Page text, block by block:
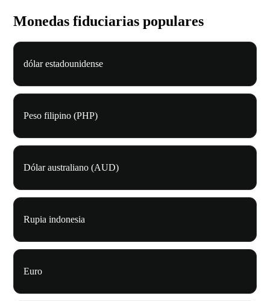
Monedas fiduciarias populares
dólar estadounidense
Peso filipino (PHP)
Dólar australiano (AUD)
Rupia indonesia
Euro